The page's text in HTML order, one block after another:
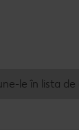
le în lista